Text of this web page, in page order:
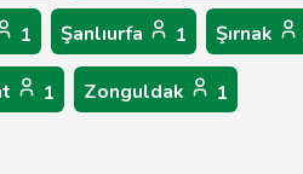
1 Şanlıurfa 1 Şırnak
1 Zonguldak 1